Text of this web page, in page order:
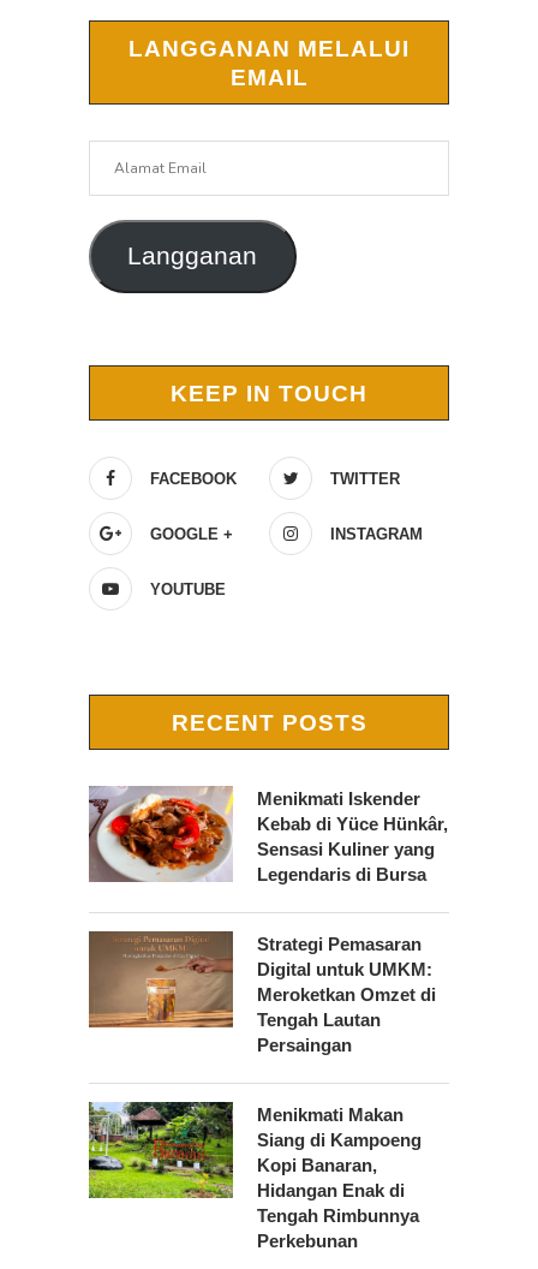
LANGGANAN MELALUI
EMAIL
Langganan
KEEP IN TOUCH
FACEBOOK TWITTER
GOOGLE + INSTAGRAM
YOUTUBE
RECENT POSTS
Menikmati Iskender
Kebab di Yüce Hünkâr,
Sensasi Kuliner yang
Legendaris di Bursa
Strategi Pemasaran
Digital untuk UMKM:
Meroketkan Omzet di
Tengah Lautan
Persaingan
Menikmati Makan
Siang di Kampoeng
Kopi Banaran,
Hidangan Enak di
Tengah Rimbunnya
Perkebunan